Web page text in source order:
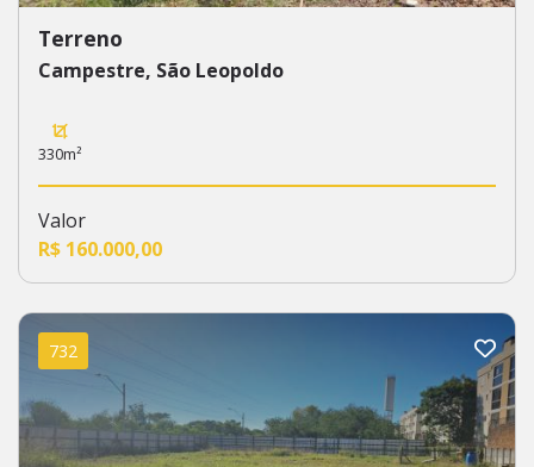
Terreno
Campestre, São Leopoldo
330m²
Valor
R$ 160.000,00
732